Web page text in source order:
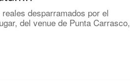
desparramados por el
del venue de Punta Carrasco,